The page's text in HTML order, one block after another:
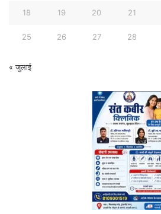
18 19 20 21
25 26 27 28
« जुलाई